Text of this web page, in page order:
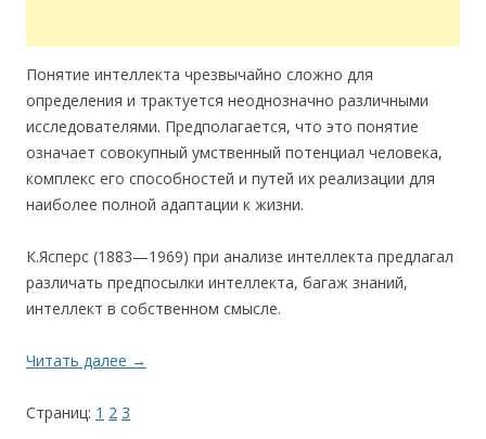
Понятие интеллекта чрезвычайно сложно для
определения и трактуется неоднозначно различными
исследователями. Предполагается, что это понятие
означает совокупный умственный потенциал человека,
комплекс его способностей и путей их реализации для
наиболее полной адаптации к жизни.
К.Ясперс (1883—1969) при анализе интеллекта предлагал
различать предпосылки интеллекта, багаж знаний,
интеллект в собственном смысле.
Читать далее →
Страниц: 1 2 3